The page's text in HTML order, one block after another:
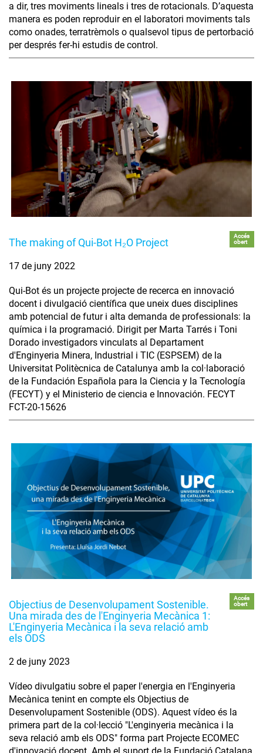
a dir, tres moviments lineals i tres de rotacionals. D’aquesta
manera es poden reproduir en el laboratori moviments tals
como onades, terratrèmols o qualsevol tipus de pertorbació
per després fer-hi estudis de control.
The making of Qui-Bot H₂O Project
Accés
obert
17 de juny 2022
Qui-Bot és un projecte projecte de recerca en innovació
docent i divulgació científica que uneix dues disciplines
amb potencial de futur i alta demanda de professionals: la
química i la programació. Dirigit per Marta Tarrés i Toni
Dorado investigadors vinculats al Departament
d'Enginyeria Minera, Industrial i TIC (ESPSEM) de la
Universitat Politècnica de Catalunya amb la col·laboració
de la Fundación Española para la Ciencia y la Tecnología
(FECYT) y el Ministerio de ciencia e Innovación. FECYT
FCT-20-15626
Objectius de Desenvolupament Sostenible.
Una mirada des de l'Enginyeria Mecànica 1:
L'Enginyeria Mecànica i la seva relació amb
els ODS
Accés
obert
2 de juny 2023
Vídeo divulgatiu sobre el paper l'energia en l'Enginyeria
Mecànica tenint en compte els Objectius de
Desenvolupament Sostenible (ODS). Aquest vídeo és la
primera part de la col·lecció "L'enginyeria mecànica i la
seva relació amb els ODS" forma part Projecte ECOMEC